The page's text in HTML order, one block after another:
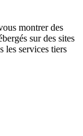
montrer des
sur des sites
les services tiers